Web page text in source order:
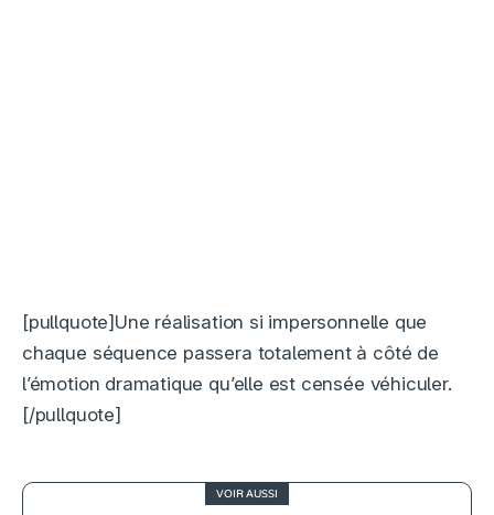
[pullquote]Une réalisation si impersonnelle que
chaque séquence passera totalement à côté de
l’émotion dramatique qu’elle est censée véhiculer.
[/pullquote]
VOIR AUSSI